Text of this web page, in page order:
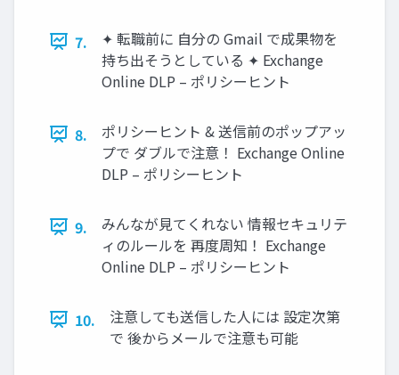
7.
✦ 転職前に 自分の Gmail で成果物を
持ち出そうとしている ✦ Exchange
Online DLP – ポリシーヒント
8.
ポリシーヒント & 送信前のポップアッ
プで ダブルで注意！ Exchange Online
DLP – ポリシーヒント
9.
みんなが見てくれない 情報セキュリテ
ィのルールを 再度周知！ Exchange
Online DLP – ポリシーヒント
10.
注意しても送信した人には 設定次第
で 後からメールで注意も可能